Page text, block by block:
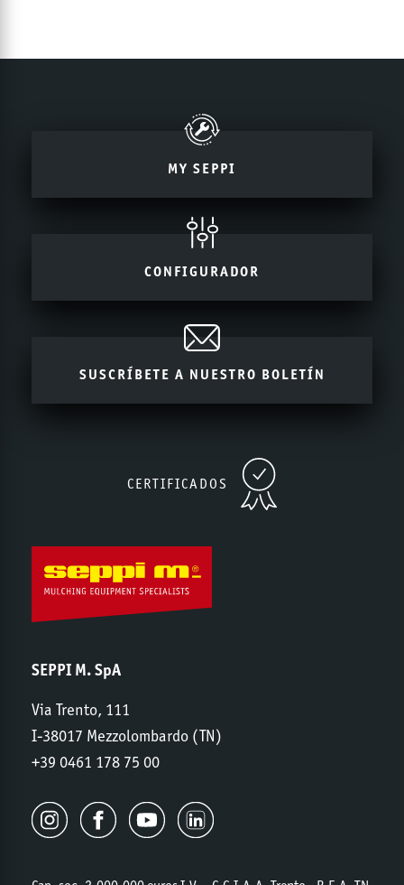
MY SEPPI
CONFIGURADOR
SUSCRÍBETE A NUESTRO BOLETÍN
CERTIFICADOS
SEPPI M. SpA
Via Trento, 111
I-38017 Mezzolombardo (TN)
+39 0461 178 75 00